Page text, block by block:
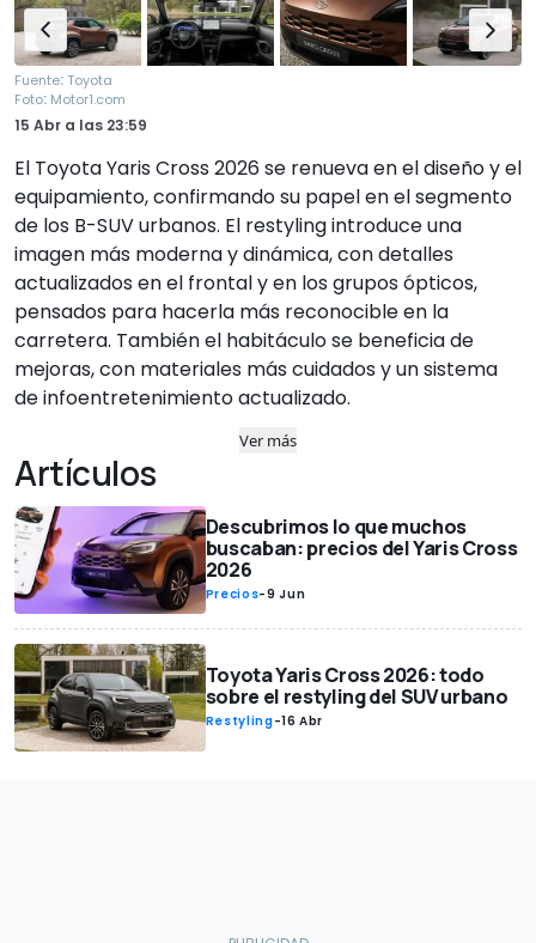
Fuente: Toyota
Foto: Motor1.com
15 Abr a las 23:59
El Toyota Yaris Cross 2026 se renueva en el diseño y el
equipamiento, confirmando su papel en el segmento
de los B-SUV urbanos. El restyling introduce una
imagen más moderna y dinámica, con detalles
actualizados en el frontal y en los grupos ópticos,
pensados para hacerla más reconocible en la
carretera. También el habitáculo se beneficia de
mejoras, con materiales más cuidados y un sistema
de infoentretenimiento actualizado.
Ver más
Artículos
Descubrimos lo que muchos
buscaban: precios del Yaris Cross
2026
Precios-9 Jun
Toyota Yaris Cross 2026: todo
sobre el restyling del SUV urbano
Restyling-16 Abr